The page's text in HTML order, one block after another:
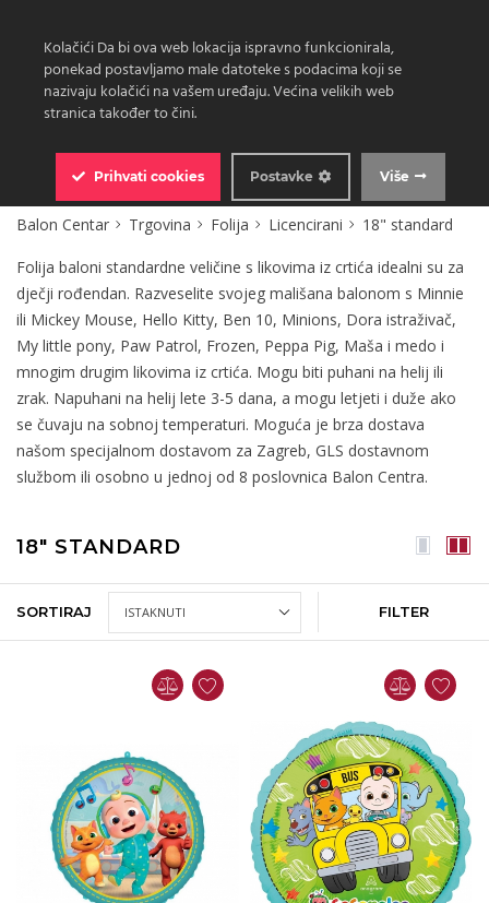
Balon Centar Trgovina Folija Licencirani 18" standard
Folija baloni standardne veličine s likovima iz crtića idealni su za
dječji rođendan. Razveselite svojeg mališana balonom s Minnie
ili Mickey Mouse, Hello Kitty, Ben 10, Minions, Dora istraživač,
My little pony, Paw Patrol, Frozen, Peppa Pig, Maša i medo i
mnogim drugim likovima iz crtića. Mogu biti puhani na helij ili
zrak. Napuhani na helij lete 3-5 dana, a mogu letjeti i duže ako
se čuvaju na sobnoj temperaturi. Moguća je brza dostava
našom specijalnom dostavom za Zagreb, GLS dostavnom
službom ili osobno u jednoj od 8 poslovnica Balon Centra.
18" STANDARD
SORTIRAJ FILTER
Kolačići Da bi ova web lokacija ispravno funkcionirala,
ponekad postavljamo male datoteke s podacima koji se
nazivaju kolačići na vašem uređaju. Većina velikih web
stranica također to čini.
Prihvati cookies Više
Postavke